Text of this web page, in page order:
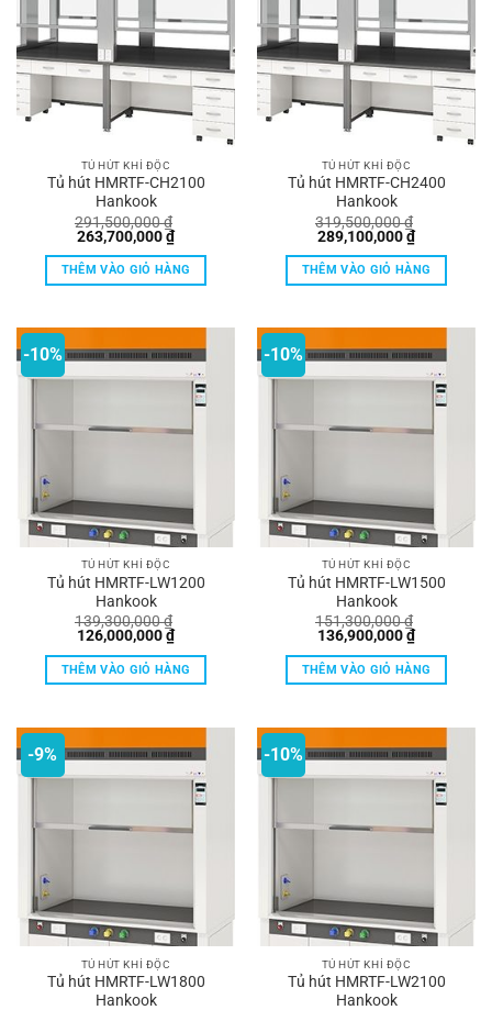
TỦ HÚT KHÍ ĐỘC
Tủ hút HMRTF-CH2100
Hankook
291,500,000₫
Giá
là:
291,500,000 ₫.
263,700,000₫Giá
hiện
tại
là:
263,700,000 ₫.
THÊM VÀO GIỎ HÀNG
TỦ HÚT KHÍ ĐỘC
Tủ hút HMRTF-CH2400
Hankook
319,500,000₫
Giá
là:
319,500,000 ₫.
289,100,000₫Giá
hiện
tại
là:
THÊM VÀO GIỎ HÀNG
-10%
TỦ HÚT KHÍ ĐỘC
Tủ hút HMRTF-LW1200
Hankook
139,300,000₫
Giá
là:
139,300,000 ₫.
126,000,000₫Giá
hiện
tại
là:
THÊM VÀO GIỎ HÀNG
-10%
TỦ HÚT KHÍ ĐỘC
Tủ hút HMRTF-LW1500
Hankook
151,300,000₫
Giá
là:
151,300,000 ₫.
136,900,000₫Giá
hiện
tại
là:
THÊM VÀO GIỎ HÀNG
-9%
TỦ HÚT KHÍ ĐỘC
Tủ hút HMRTF-LW1800
Hankook
-10%
TỦ HÚT KHÍ ĐỘC
Tủ hút HMRTF-LW2100
Hankook